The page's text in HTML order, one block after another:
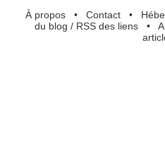
À propos• Contact•
du blog / RSS des liens•